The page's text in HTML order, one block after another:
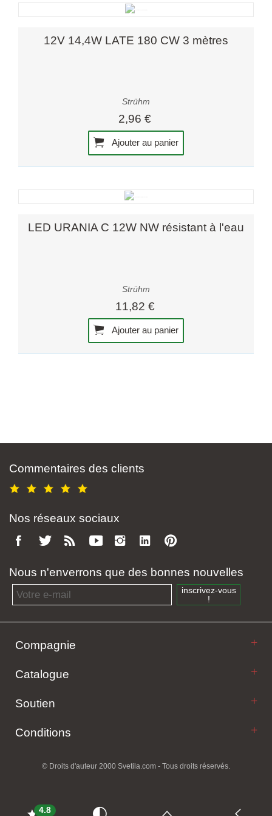
12V 14,4W LATE 180 CW 3 mètres
Strühm
2,96 €
Ajouter au panier
LED URANIA C 12W NW résistant à l'eau
Strühm
11,82 €
Ajouter au panier
Commentaires des clients
Nos réseaux sociaux
Nous n'enverrons que des bonnes nouvelles
Email address
inscrivez-vous
!
Compagnie
Catalogue
Soutien
Conditions
© Droits d'auteur 2000 Svetila.com - Tous droits réservés.
4.8